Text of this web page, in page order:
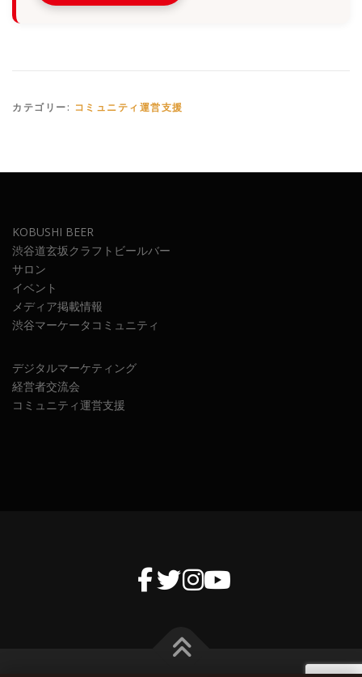
カテゴリー: コミュニティ運営支援
KOBUSHI BEER
渋谷道玄坂クラフトビールバー
サロン
イベント
メディア掲載情報
渋谷マーケータコミュニティ
デジタルマーケティング
経営者交流会
コミュニティ運営支援